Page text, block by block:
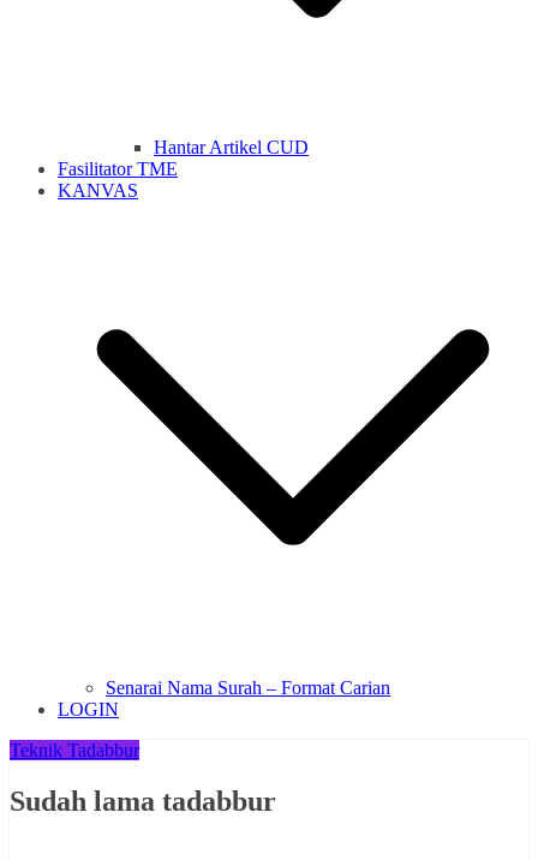
Hantar Artikel CUD
Fasilitator TME
KANVAS
Senarai Nama Surah – Format Carian
LOGIN
Teknik Tadabbur
Sudah lama tadabbur